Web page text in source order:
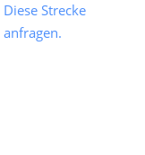
Diese Strecke
anfragen.